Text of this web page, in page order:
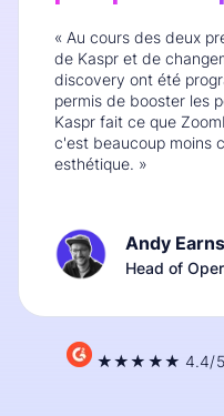
« Au cours des deux
de Kaspr et de
discovery ont été
permis de booster les
Kaspr fait ce que
c'est beaucoup moins
esthétique. »
Andy
Head of
★★★★★ 4.4/5